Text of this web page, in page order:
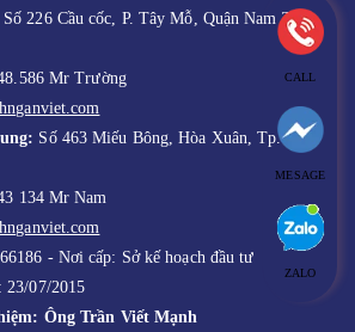
Số 226 Cầu cốc, P. Tây Mỗ, Quận Nam Từ
Mr Trường
Số 463 Miếu Bông, Hòa Xuân, Tp. Đà
134 Mr Nam
- Nơi cấp: Sở kế hoạch đầu tư
23/07/2015
Ông Trần Viết Mạnh
CALL
MESAGE
ZALO